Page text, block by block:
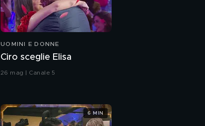
UOMINI E DONNE
Ciro sceglie Elisa
26 mag | Canale 5
6 MIN